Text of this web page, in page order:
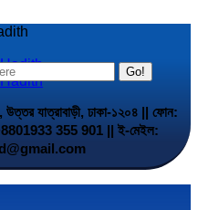
যাত্রাবাড়ী, ঢাকা-১২০৪ || ফোন:
355 901 || ই-মেইল: